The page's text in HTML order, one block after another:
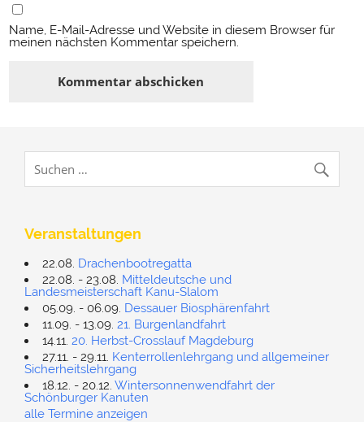
Name, E-Mail-Adresse und Website in diesem Browser für
meinen nächsten Kommentar speichern.
Veranstaltungen
22.08. Drachenbootregatta
22.08. - 23.08. Mitteldeutsche und
Landesmeisterschaft Kanu-Slalom
05.09. - 06.09. Dessauer Biosphärenfahrt
11.09. - 13.09. 21. Burgenlandfahrt
14.11. 20. Herbst-Crosslauf Magdeburg
27.11. - 29.11. Kenterrollenlehrgang und allgemeiner
Sicherheitslehrgang
18.12. - 20.12. Wintersonnenwendfahrt der
Schönburger Kanuten
alle Termine anzeigen